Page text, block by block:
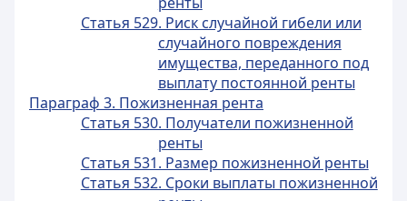
Статья 529. Риск случайной гибели или
случайного повреждения
имущества, переданного под
выплату постоянной ренты
Параграф 3. Пожизненная рента
Статья 530. Получатели пожизненной
ренты
Статья 531. Размер пожизненной ренты
Статья 532. Сроки выплаты пожизненной